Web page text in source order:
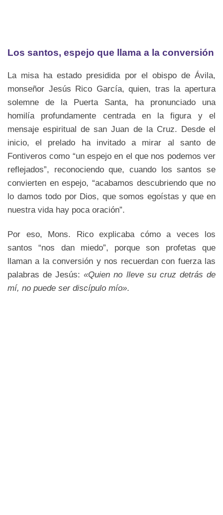
Los santos, espejo que llama a la conversión
La misa ha estado presidida por el obispo de Ávila,
monseñor Jesús Rico García, quien, tras la apertura
solemne de la Puerta Santa, ha pronunciado una
homilía profundamente centrada en la figura y el
mensaje espiritual de san Juan de la Cruz. Desde el
inicio, el prelado ha invitado a mirar al santo de
Fontiveros como “un espejo en el que nos podemos ver
reflejados”, reconociendo que, cuando los santos se
convierten en espejo, “acabamos descubriendo que no
lo damos todo por Dios, que somos egoístas y que en
nuestra vida hay poca oración”.
Por eso, Mons. Rico explicaba cómo a veces los
santos “nos dan miedo”, porque son profetas que
llaman a la conversión y nos recuerdan con fuerza las
palabras de Jesús:«Quien no lleve su cruz detrás de
mí, no puede ser discípulo mío».